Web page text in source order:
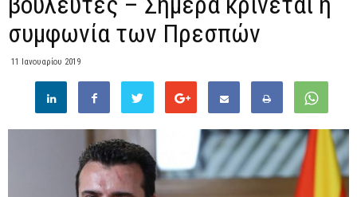
συμφωνία των Πρεσπών
11 Ιανουαρίου 2019